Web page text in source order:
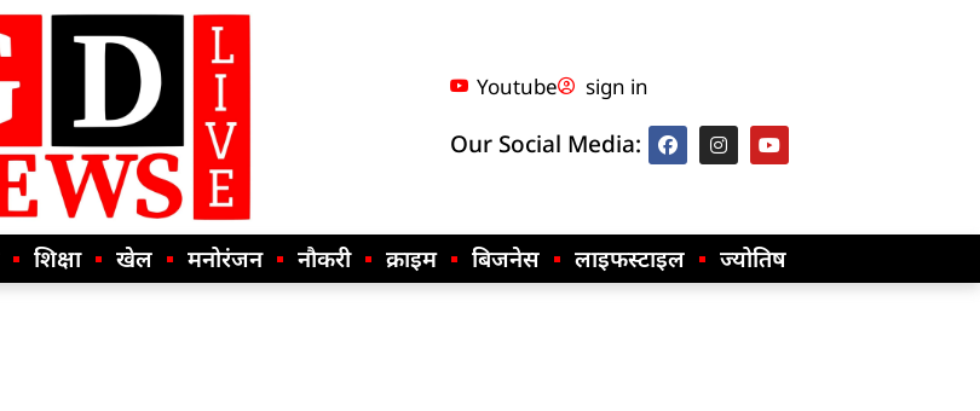
Youtube sign in
Our Social Media:
शिक्षा खेल मनोरंजन नौकरी क्राइम बिजनेस लाइफस्टाइल ज्योतिष